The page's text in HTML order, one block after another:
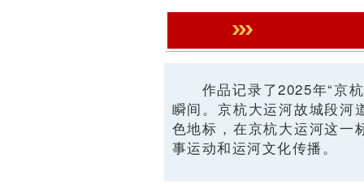
作品记录了2025年“京
瞬间。京杭大运河故城段河
色地标，在京杭大运河这一
事运动和运河文化传播。